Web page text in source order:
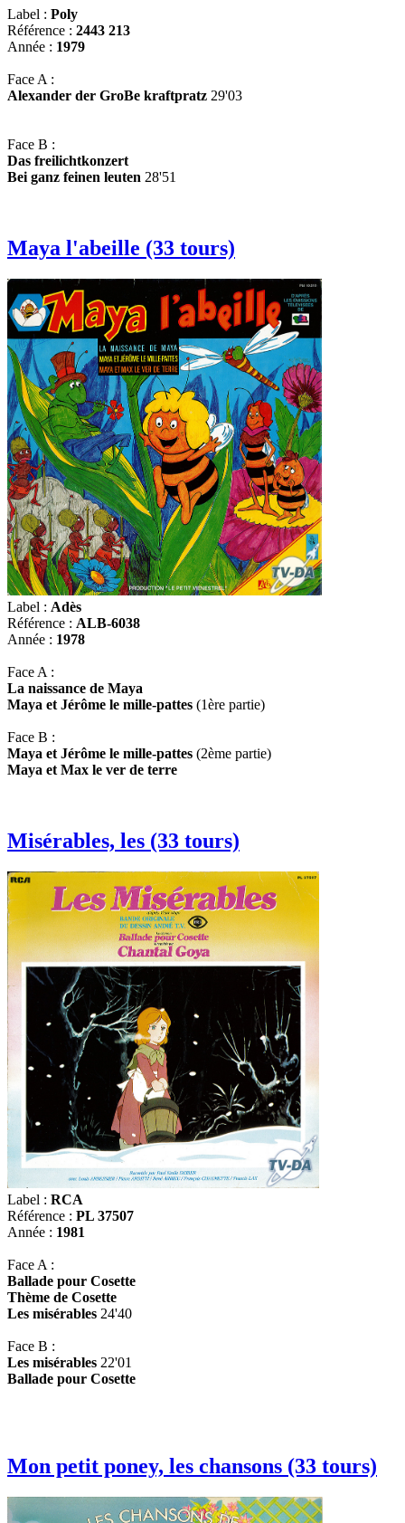
Label : Poly
Référence : 2443 213
Année : 1979
Face A :
Alexander der GroBe kraftpratz 29'03
Face B :
Das freilichtkonzert
Bei ganz feinen leuten 28'51
Maya l'abeille (33 tours)
Label : Adès
Référence : ALB-6038
Année : 1978
Face A :
La naissance de Maya
Maya et Jérôme le mille-pattes (1ère partie)
Face B :
Maya et Jérôme le mille-pattes (2ème partie)
Maya et Max le ver de terre
Misérables, les (33 tours)
Label : RCA
Référence : PL 37507
Année : 1981
Face A :
Ballade pour Cosette
Thème de Cosette
Les misérables 24'40
Face B :
Les misérables 22'01
Ballade pour Cosette
Mon petit poney, les chansons (33 tours)